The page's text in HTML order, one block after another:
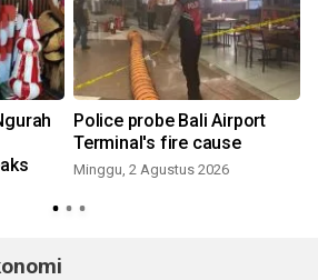
Police probe Bali Airport
Terminal's fire cause
Minggu, 2 Agustus 2026